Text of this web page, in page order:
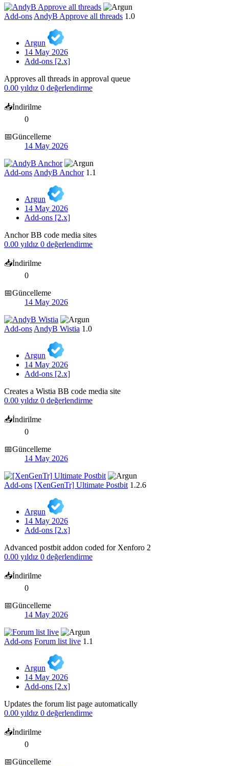
Add-ons AndyB Approve all threads 1.0
Argun
14 May 2026
Add-ons [2.x]
Approves all threads in approval queue
0.00 yıldız 0 değerlendirme
📥İndirilme
0
📅Güncelleme
14 May 2026
Add-ons AndyB Anchor 1.1
Argun
14 May 2026
Add-ons [2.x]
Anchor BB code media sites
0.00 yıldız 0 değerlendirme
📥İndirilme
0
📅Güncelleme
14 May 2026
Add-ons AndyB Wistia 1.0
Argun
14 May 2026
Add-ons [2.x]
Creates a Wistia BB code media site
0.00 yıldız 0 değerlendirme
📥İndirilme
0
📅Güncelleme
14 May 2026
Add-ons [XenGenTr] Ultimate Postbit 1.2.6
Argun
14 May 2026
Add-ons [2.x]
Advanced postbit addon coded for Xenforo 2
0.00 yıldız 0 değerlendirme
📥İndirilme
0
📅Güncelleme
14 May 2026
Add-ons Forum list live 1.1
Argun
14 May 2026
Add-ons [2.x]
Updates the forum list page automatically
0.00 yıldız 0 değerlendirme
📥İndirilme
0
📅Güncelleme